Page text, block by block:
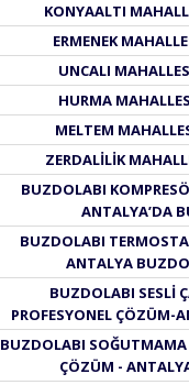
KONYAALTI
ERMENEK
UNCALI
HURMA
MELTEM
ZERDALILIK
BUZDOLABI
ANTALYA’DA
BUZDOLABI
ANTALYA
BUZDOLABI SESLI
PROFESYONEL ÇÖZÜM-
BUZDOLABI SOĞUTMAMA
ÇÖZÜM -